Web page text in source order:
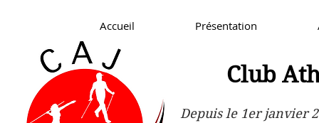
Accueil Présentation
Club
Depuis le 1er janvier